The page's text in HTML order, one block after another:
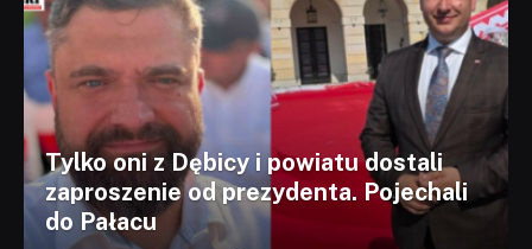
Tylko oni z Dębicy i powiatu dostali
zaproszenie od prezydenta. Pojechali
do Pałacu